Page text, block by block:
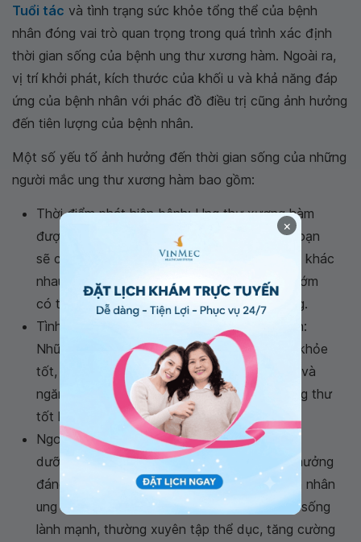
Tuổi tác và tình trạng sức khỏe tổng thể của bệnh
nhân đóng vai trò quan trọng trong quá trình xác định
thời gian sống của bệnh ung thư xương hàm. Ngoài ra,
vị trí khởi phát, kích thước của khối u và khả năng đáp
ứng của bệnh nhân với phác đồ điều trị cũng ảnh hưởng
đến tiên lượng của bệnh nhân.
Một số yếu tố ảnh hưởng đến thời gian sống của những
người mắc ung thư xương hàm bao gồm:
Thời điểm phát hiện bệnh: Ung thư xương hàm
được phân loại thành 4 giai đoạn, mỗi giai đoạn
sẽ có mức độ ảnh hưởng và tính chất khối u khác
nhau. Do đó, quá trình phát hiện và điều trị sớm
có thể làm tăng khả năng điều trị thành công.
Tình trạng sức khỏe tổng thể của bệnh nhân:
Những bệnh nhân trẻ tuổi có tình trạng sức khỏe
tốt, tinh thần ổn định sẽ có hiệu quả điều trị và
ngăn chặn quá trình phát triển của tế bào ung thư
tốt hơn.
Ngoài ra, các yếu tố khác như chế độ dinh
dưỡng, lối sống và việc tập luyện cũng ảnh hưởng
đáng kể đến kết quả điều trị cuối cùng. Bệnh nhân
ung thư xương hàm cần xây dựng thói quen sống
lành mạnh, thường xuyên tập thể dục, tăng cường
×